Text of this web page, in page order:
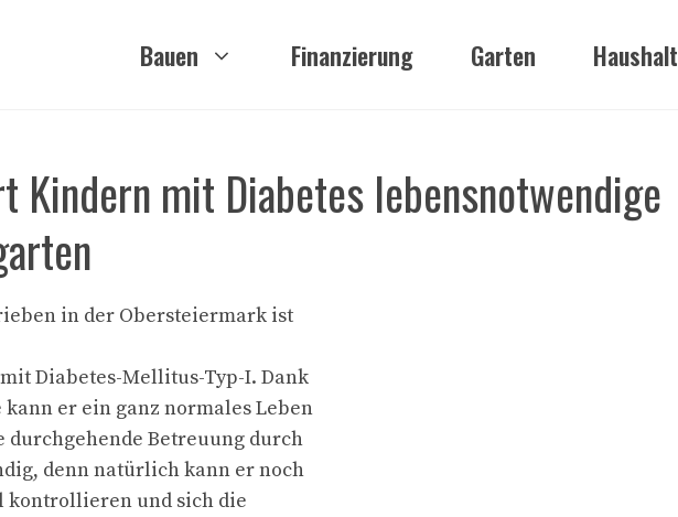
Bauen Finanzierung Garten Haushalt
Kindern mit Diabetes lebensnotwendige
in der Obersteiermark ist
Diabetes-Mellitus-Typ-I. Dank
er ein ganz normales Leben
Betreuung durch
denn natürlich kann er noch
kontrollieren und sich die